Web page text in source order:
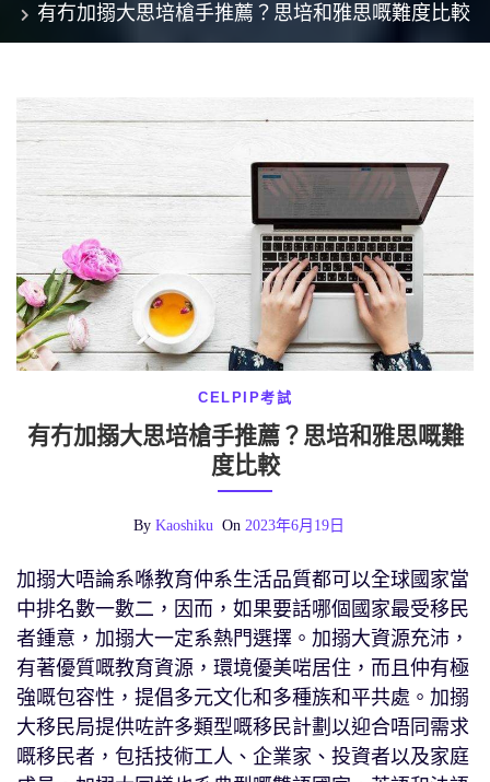
有冇加搦大思培槍手推薦？思培和雅思嘅難度比較
CELPIP考試
有冇加搦大思培槍手推薦？思培和雅思嘅難
度比較
By Kaoshiku On 2023年6月19日
加搦大唔論系喺教育仲系生活品質都可以全球國家當
中排名數一數二，因而，如果要話哪個國家最受移民
者鍾意，加搦大一定系熱門選擇。加搦大資源充沛，
有著優質嘅教育資源，環境優美啱居住，而且仲有極
強嘅包容性，提倡多元文化和多種族和平共處。加搦
大移民局提供咗許多類型嘅移民計劃以迎合唔同需求
嘅移民者，包括技術工人、企業家、投資者以及家庭